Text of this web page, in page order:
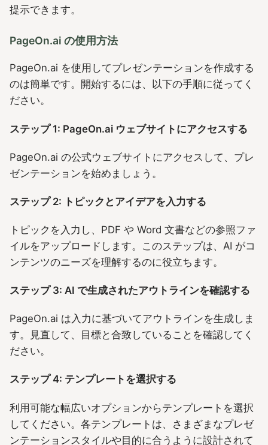
提示できます。
PageOn.ai の使用方法
PageOn.ai を使用してプレゼンテーションを作成する
のは簡単です。開始するには、以下の手順に従ってく
ださい。
ステップ 1: PageOn.ai ウェブサイトにアクセスする
PageOn.ai の公式ウェブサイトにアクセスして、プレ
ゼンテーションを始めましょう。
ステップ 2: トピックとアイデアを入力する
トピックを入力し、PDF や Word 文書などの参照ファ
イルをアップロードします。このステップは、AI がコ
ンテンツのニーズを理解するのに役立ちます。
ステップ 3: AI で生成されたアウトラインを確認する
PageOn.ai は入力に基づいてアウトラインを生成しま
す。見直して、目標と合致していることを確認してく
ださい。
ステップ 4: テンプレートを選択する
利用可能な幅広いオプションからテンプレートを選択
してください。各テンプレートは、さまざまなプレゼ
ンテーションスタイルや目的に合うように設計されて